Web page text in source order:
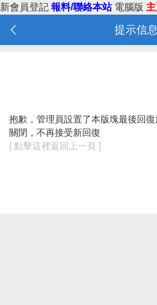
新會員登記 報料/聯絡本站 電腦版
提示信息
抱歉，管理員設置了本版塊最後回
關閉，不再接受新回復
[ 點擊這裡返回上一頁 ]